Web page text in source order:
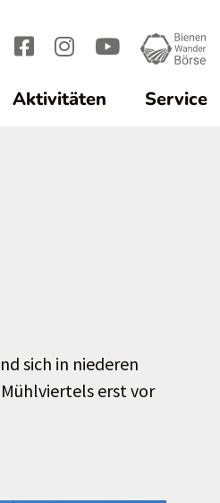
Aktivitäten Service
sich in niederen
erst vor